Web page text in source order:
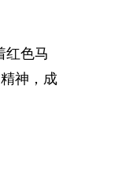
红色马
神，成